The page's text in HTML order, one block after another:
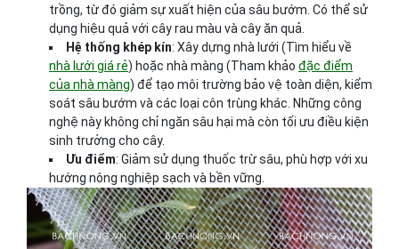
trồng, từ đó giảm sự xuất hiện của sâu bướm. Có thể sử
dụng hiệu quả với cây rau màu và cây ăn quả.
Hệ thống khép kín: Xây dựng nhà lưới (Tìm hiểu về
nhà lưới giá rẻ) hoặc nhà màng (Tham khảo đặc điểm
của nhà màng) để tạo môi trường bảo vệ toàn diện, kiểm
soát sâu bướm và các loại côn trùng khác. Những công
nghệ này không chỉ ngăn sâu hại mà còn tối ưu điều kiện
sinh trưởng cho cây.
Ưu điểm: Giảm sử dụng thuốc trừ sâu, phù hợp với xu
hướng nông nghiệp sạch và bền vững.